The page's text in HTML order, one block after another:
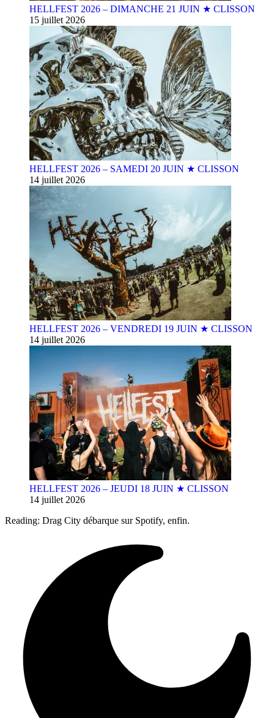
HELLFEST 2026 – DIMANCHE 21 JUIN ★ CLISSON
15 juillet 2026
HELLFEST 2026 – SAMEDI 20 JUIN ★ CLISSON
14 juillet 2026
HELLFEST 2026 – VENDREDI 19 JUIN ★ CLISSON
14 juillet 2026
HELLFEST 2026 – JEUDI 18 JUIN ★ CLISSON
14 juillet 2026
Reading: Drag City débarque sur Spotify, enfin.